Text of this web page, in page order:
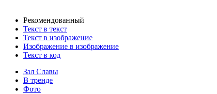
Рекомендованный
Текст в текст
Текст в изображение
Изображение в изображение
Текст в код
Зал Славы
В тренде
Фото